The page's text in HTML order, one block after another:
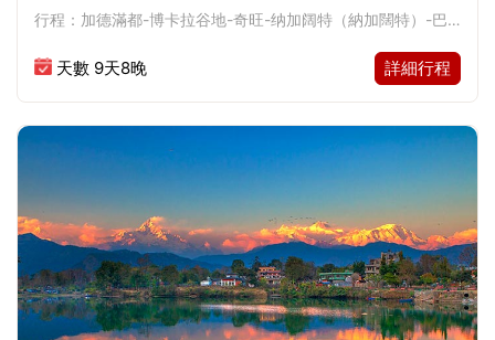
雪山
佛教 建築 宮殿遺跡 市井風情
人文儀式
行程：加德滿都-博卡拉谷地-奇旺-纳加阔特（納加闊特）-巴
天數 9天8晚 詳細行程